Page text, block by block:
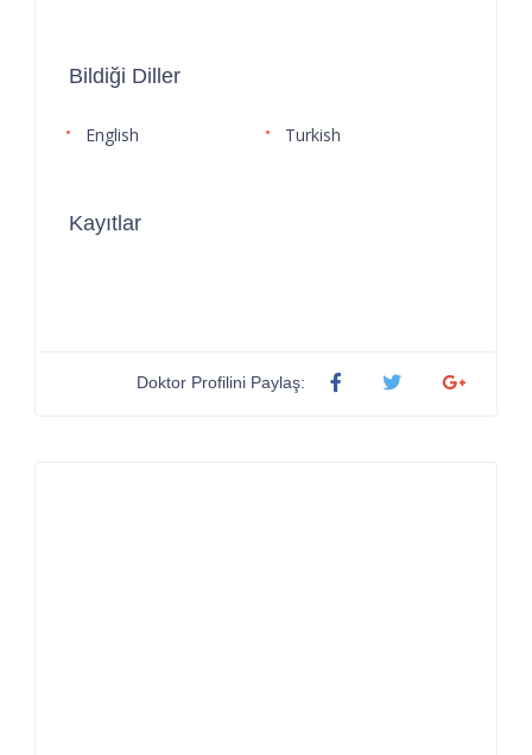
Bildiği Diller
English Turkish
Kayıtlar
Doktor Profilini Paylaş: